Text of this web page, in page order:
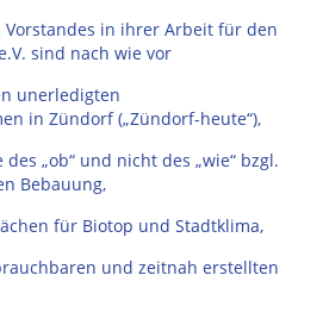
Vorstandes in ihrer Arbeit für den
sind nach wie vor
unerledigten
in Zündorf („Zündorf-heute“),
„ob“ und nicht des „wie“ bzgl.
Bebauung,
für Biotop und Stadtklima,
und zeitnah erstellten